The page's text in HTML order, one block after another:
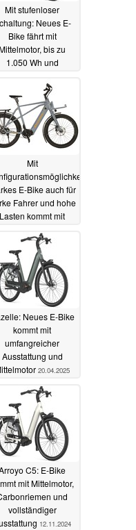
Mit stufenloser
Neues E-
Bike fährt mit
Mittelmotor, bis zu
1.050 Wh und
Ausstattung vor
05.11.2025
Mit
E-Bike auch für
Fahrer und hohe
Lasten kommt mit
Neues E-Bike
kommt mit
umfangreicher
Ausstattung und
20.04.2025
C5: E-Bike
mit Mittelmotor,
und
vollständiger
12.11.2024